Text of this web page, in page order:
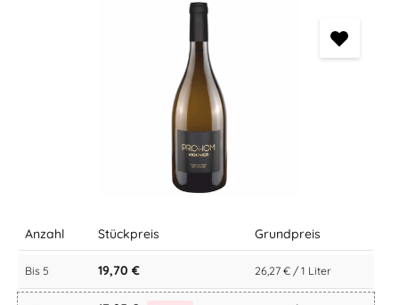
Anzahl Stückpreis Grundpreis
Bis 5 19,70 € 26,27 € / 1 Liter